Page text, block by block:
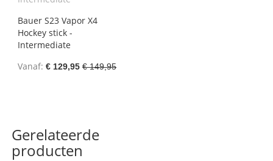
Bauer S23 Vapor X4
Hockey stick -
Intermediate
Vanaf € 129,95 € 149,95
Gerelateerde
producten